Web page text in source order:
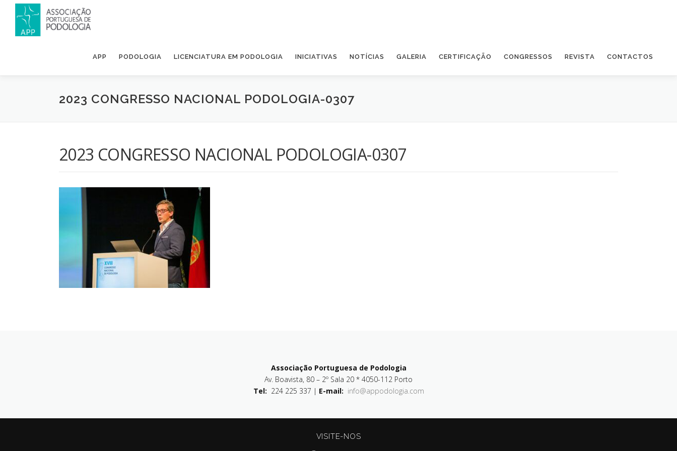
APP PODOLOGIA LICENCIATURA EM PODOLOGIA INICIATIVAS NOTÍCIAS GALERIA CERTIFICAÇÃO CONGRESSOS REVISTA CONTACTOS
2023 CONGRESSO NACIONAL PODOLOGIA-0307
2023 CONGRESSO NACIONAL PODOLOGIA-0307
Associação Portuguesa de Podologia
Av. Boavista, 80 – 2º Sala 20 * 4050-112 Porto
Tel: 224 225 337 | E-mail: info@appodologia.com
VISITE-NOS